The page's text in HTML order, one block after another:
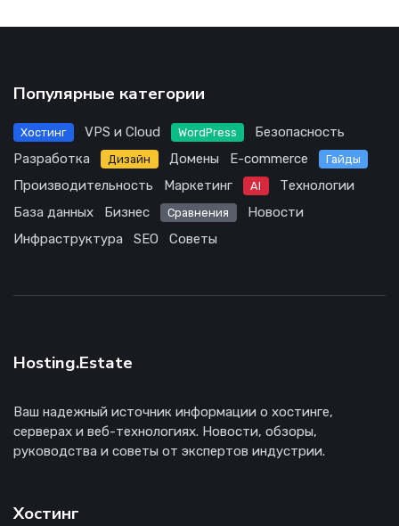
Популярные категории
Хостинг VPS и Cloud WordPress
Безопасность
Разработка
Дизайн Домены E-commerce Гайды
Производительность Маркетинг AI
Технологии
База данных
Бизнес Сравнения
Новости
Инфраструктура
SEO Советы
Hosting.Estate
Ваш надежный источник информации о хостинге,
серверах и веб-технологиях. Новости, обзоры,
руководства и советы от экспертов индустрии.
Хостинг